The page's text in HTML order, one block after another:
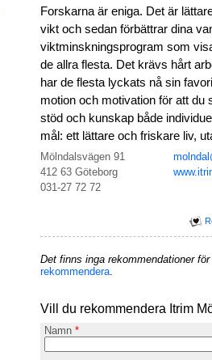
Forskarna är eniga. Det är
vikt och sedan förbättrar dina
viktminskningsprogram som
de allra flesta. Det krävs hårt
har de flesta lyckats nå sin
motion och motivation för att du
stöd och kunskap både
mål: ett lättare och friskare liv,
Mölndalsvägen 91
412 63 Göteborg
031-27 72 72
Det finns inga rekommendationer
rekommendera.
Vill du rekommendera Itrim
Namn *